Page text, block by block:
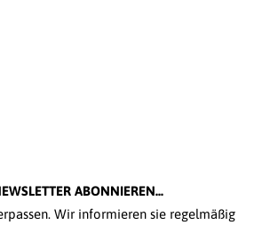
ABONNIEREN...
Wir informieren sie regelmäßig